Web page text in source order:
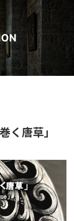
く唐草」